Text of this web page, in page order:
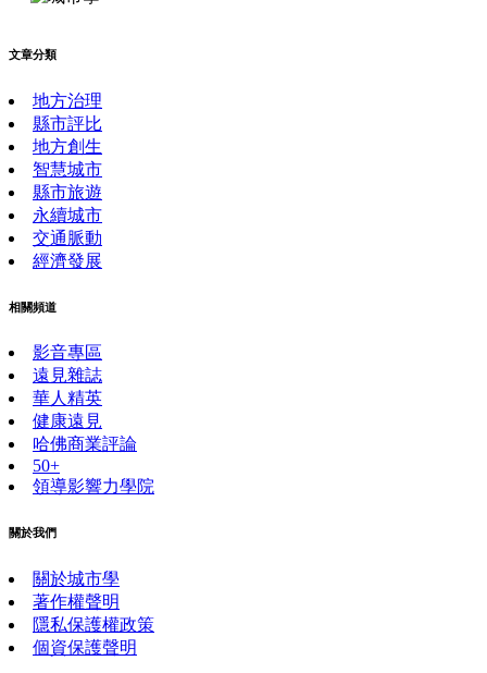
文章分類
地方治理
縣市評比
地方創生
智慧城市
縣市旅遊
永續城市
交通脈動
經濟發展
相關頻道
影音專區
遠見雜誌
華人精英
健康遠見
哈佛商業評論
50+
領導影響力學院
關於我們
關於城市學
著作權聲明
隱私保護權政策
個資保護聲明